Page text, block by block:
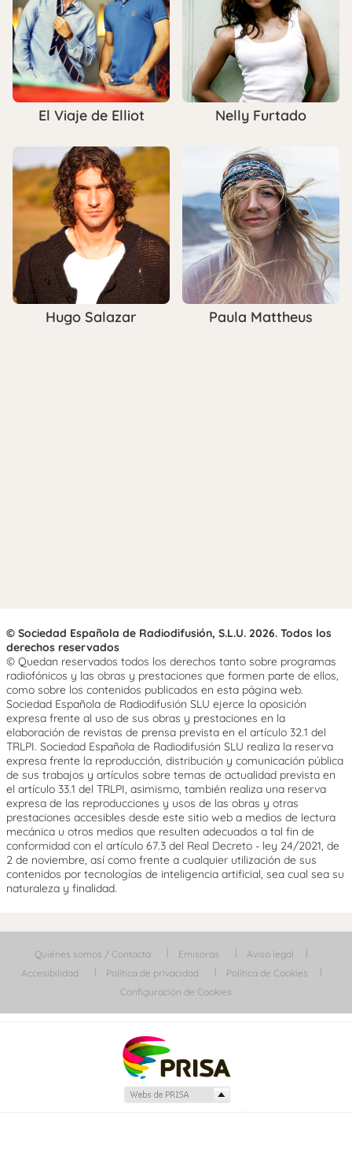
El Viaje de Elliot Nelly Furtado
Hugo Salazar Paula Mattheus
© Sociedad Española de Radiodifusión, S.L.U. 2026. Todos los
derechos reservados
© Quedan reservados todos los derechos tanto sobre programas
radiofónicos y las obras y prestaciones que formen parte de ellos,
como sobre los contenidos publicados en esta página web.
Sociedad Española de Radiodifusión SLU ejerce la oposición
expresa frente al uso de sus obras y prestaciones en la
elaboración de revistas de prensa prevista en el artículo 32.1 del
TRLPI. Sociedad Española de Radiodifusión SLU realiza la reserva
expresa frente la reproducción, distribución y comunicación pública
de sus trabajos y artículos sobre temas de actualidad prevista en
el artículo 33.1 del TRLPI, asimismo, también realiza una reserva
expresa de las reproducciones y usos de las obras y otras
prestaciones accesibles desde este sitio web a medios de lectura
mecánica u otros medios que resulten adecuados a tal fin de
conformidad con el artículo 67.3 del Real Decreto - ley 24/2021, de
2 de noviembre, así como frente a cualquier utilización de sus
contenidos por tecnologías de inteligencia artificial, sea cual sea su
naturaleza y finalidad.
Quiénes somos / Contacta Emisoras
Aviso legal
Accesibilidad
Política de privacidad
Política de Cookies
Configuración de Cookies